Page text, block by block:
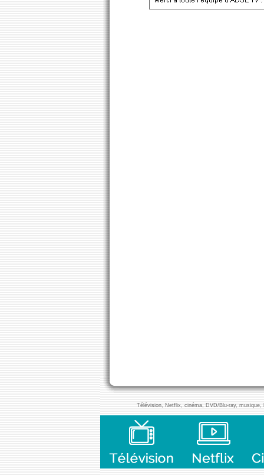
Télévision, Netflix, cinéma, DVD/Blu-ray,